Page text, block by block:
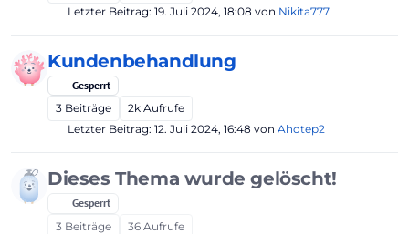
Letzter Beitrag: 19. Juli 2024, 18:08 von Nikita777
Kundenbehandlung
Gesperrt
3 Beiträge 2k Aufrufe
Letzter Beitrag: 12. Juli 2024, 16:48 von Ahotep2
Dieses Thema wurde gelöscht!
Gesperrt
3 Beiträge 36 Aufrufe